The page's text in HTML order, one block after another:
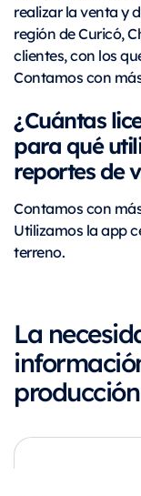
realizar la venta y
región de Curicó,
clientes, con los
Contamos con
¿Cuántas
para qué
reportes de
Contamos con
Utilizamos la app
terreno.
La
producción